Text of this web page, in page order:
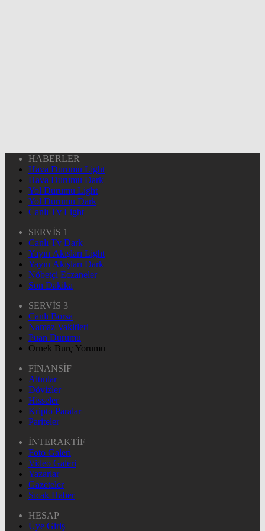
HABERLER
Hava Durumu Light
Hava Durumu Dark
Yol Durumu Light
Yol Durumu Dark
Canlı Tv Light
SERVİS 1
Canlı Tv Dark
Yayın Akışları Light
Yayın Akışları Dark
Nöbetçi Eczaneler
Son Dakika
SERVİS 3
Canlı Borsa
Namaz Vakitleri
Puan Durumu
Örnek Burç Yorumu
FİNANSİF
Altınlar
Dövizler
Hisseler
Kripto Paralar
Pariteler
İNTERAKTİF
Foto Galeri
Video Galeri
Yazarlar
Gazeteler
Sıcak Haber
HESAP
Üye Giriş